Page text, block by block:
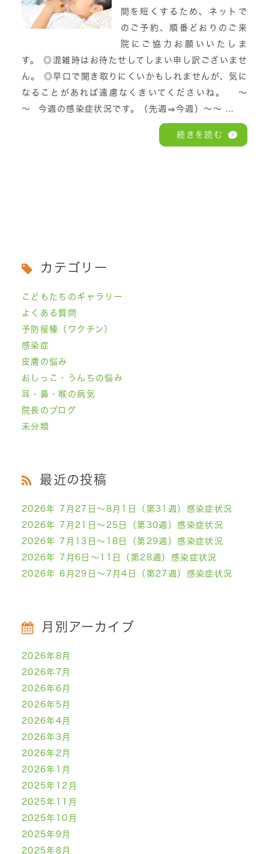
間を短くするため、ネットで
のご予約、順番どおりのご来
院にご協力お願いいたしま
す。 ◎混雑時はお待たせしてしまい申し訳ございませ
ん。 ◎早口で聞き取りにくいかもしれませんが、気に
なることがあれば遠慮なくきいてくださいね。 ～
～ 今週の感染症状況です。（先週⇒今週）～～ ...
続きを読む
カテゴリー
こどもたちのギャラリー
よくある質問
予防接種（ワクチン）
感染症
皮膚の悩み
おしっこ・うんちの悩み
耳・鼻・喉の病気
院長のブログ
未分類
最近の投稿
2026年 7月27日～8月1日（第31週）感染症状況
2026年 7月21日～25日（第30週）感染症状況
2026年 7月13日～18日（第29週）感染症状況
2026年 7月6日～11日（第28週）感染症状況
2026年 6月29日～7月4日（第27週）感染症状況
月別アーカイブ
2026年8月
2026年7月
2026年6月
2026年5月
2026年4月
2026年3月
2026年2月
2026年1月
2025年12月
2025年11月
2025年10月
2025年9月
2025年8月